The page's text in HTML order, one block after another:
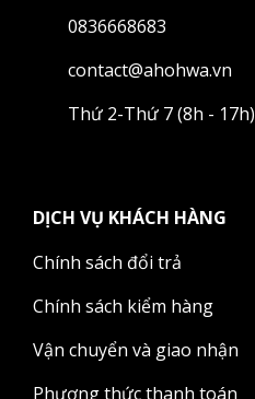
0836668683
contact@ahohwa.vn
Thứ 2-Thứ 7 (8h - 17h)
DỊCH VỤ KHÁCH HÀNG
Chính sách đổi trả
Chính sách kiểm hàng
Vận chuyển và giao nhận
Phương thức thanh toán